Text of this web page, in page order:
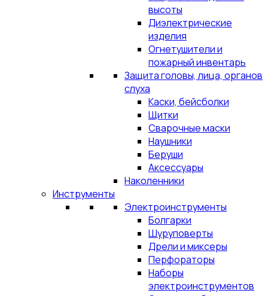
высоты
Диэлектрические
изделия
Огнетушители и
пожарный инвентарь
Защита головы, лица, органов
слуха
Каски, бейсболки
Щитки
Сварочные маски
Наушники
Беруши
Аксессуары
Наколенники
Инструменты
Электроинструменты
Болгарки
Шуруповерты
Дрели и миксеры
Перфораторы
Наборы
электроинструментов